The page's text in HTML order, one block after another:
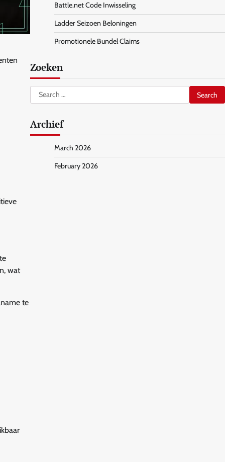
wat
te
Battle.net Code Inwisseling
Ladder Seizoen Beloningen
Promotionele Bundel Claims
Zoeken
Search
for:
Archief
March 2026
February 2026